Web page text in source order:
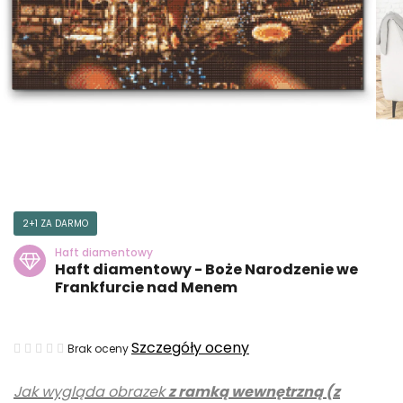
Jak wygląda obrazekz ramką wewnętrzną (z
2+1 ZA DARMO
Haft diamentowy
Haft diamentowy - Boże Narodzenie we
Frankfurcie nad Menem
Średnia
produktu
Brak ocenySzczegóły oceny